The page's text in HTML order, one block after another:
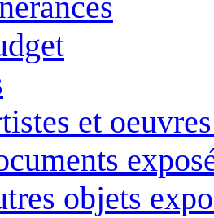
et
objets